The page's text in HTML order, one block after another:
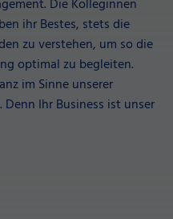
Die Kolleginnen
ihr Bestes, stets die
zu verstehen, um so die
optimal zu begleiten.
im Sinne unserer
Ihr Business ist unser